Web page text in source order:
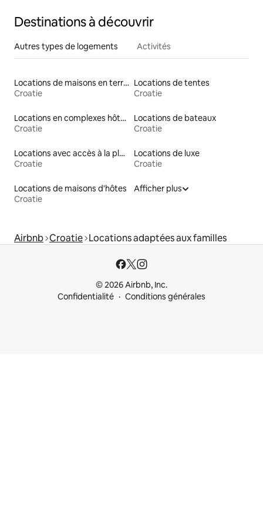
Destinations à découvrir
Autres types de logements Activités
Locations de maisons en terre
Croatie
Locations de tentes
Croatie
Locations en complexes hôteliers
Croatie
Locations de bateaux
Croatie
Locations avec accès à la plage
Croatie
Locations de luxe
Croatie
Locations de maisons d'hôtes
Croatie
Afficher plus
Airbnb Croatie Locations adaptées aux familles
© 2026 Airbnb, Inc.
Confidentialité
Conditions générales